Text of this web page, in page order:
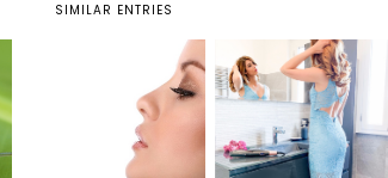
SIMILAR ENTRIES
TIPS ON RECOVERING
FROM RHINOPLASTY
CURL & STRAIGHT
CONFIDENCE DI
REMINGTON: PIASTRA
A SPIRALE 2 IN 1